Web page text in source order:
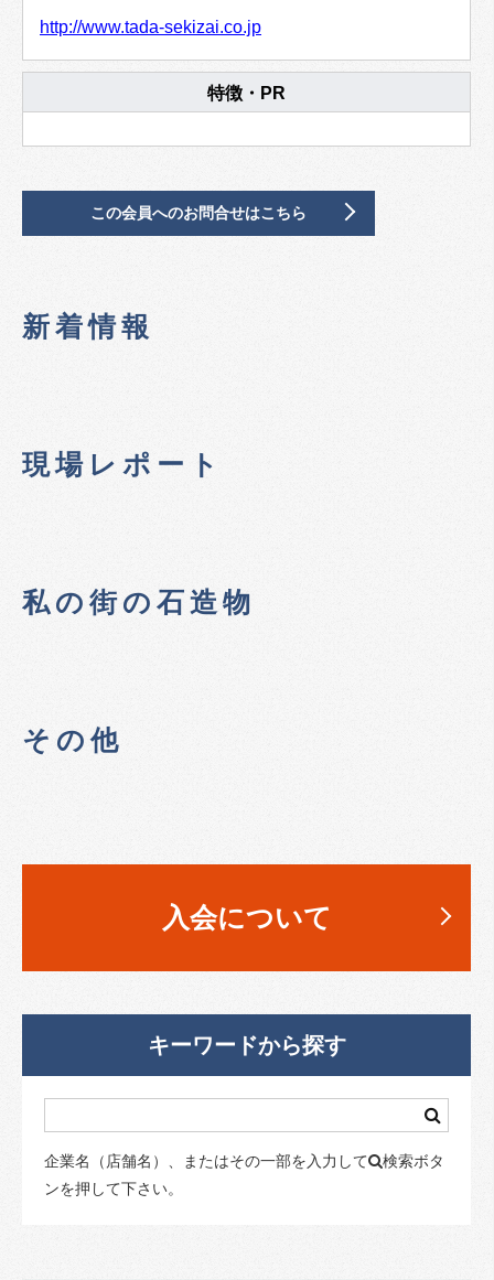
http://www.tada-sekizai.co.jp
特徴・PR
この会員へのお問合せはこちら
新着情報
現場レポート
私の街の石造物
その他
入会について
キーワードから探す
企業名（店舗名）、またはその一部を入力して
検索ボタ
ンを押して下さい。